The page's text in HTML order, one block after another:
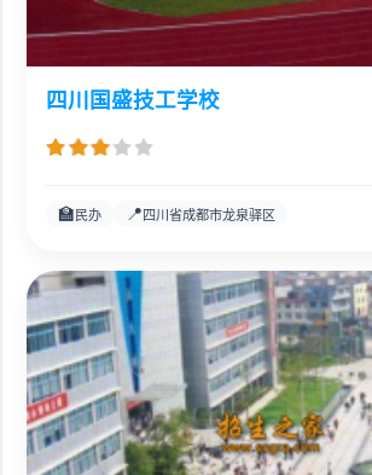
四川国盛技工学校
🏫 民办 📍四川省成都市龙泉驿区